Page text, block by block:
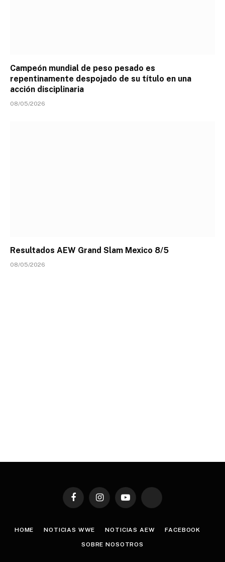
Campeón mundial de peso pesado es
repentinamente despojado de su título en una
acción disciplinaria
08/05/2026
Resultados AEW Grand Slam Mexico 8/5
08/05/2026
FacebookInstagramYouTube TikTok
HOME NOTICIAS WWE NOTICIAS AEW FACEBOOK
SOBRE NOSOTROS